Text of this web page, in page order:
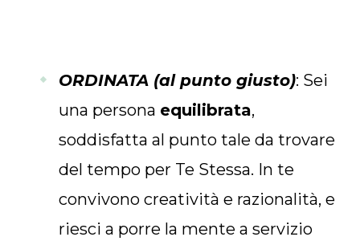
ORDINATA (al punto giusto): Sei
una persona equilibrata,
soddisfatta al punto tale da trovare
del tempo per Te Stessa. In te
convivono creatività e razionalità, e
riesci a porre la mente a servizio